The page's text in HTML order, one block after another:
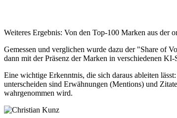
Weiteres Ergebnis: Von den Top-100 Marken aus der
Gemessen und verglichen wurde dazu der "Share of
dann mit der Präsenz der Marken in verschiedenen KI-
Eine wichtige Erkenntnis, die sich daraus ableiten
unterscheiden sind Erwähnungen (Mentions) und
wahrgenommen wird.